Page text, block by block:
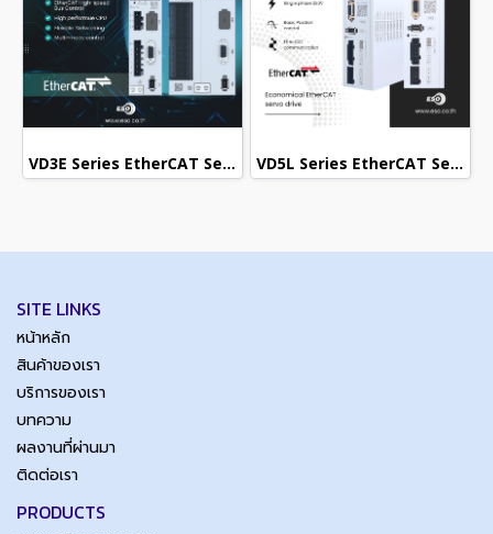
VD3E Series EtherCAT Servo Drive / เซอร์โวไดรฟ์อุตสาหกรรม VD5L Series EtherCAT Servo Drive / เซอร์โวไดรฟ์อุตสาหกรรม
SITE LINKS
หน้าหลัก
สินค้าของเรา
บริการของเรา
บทความ
ผลงานที่ผ่านมา
ติดต่อเรา
PRODUCTS